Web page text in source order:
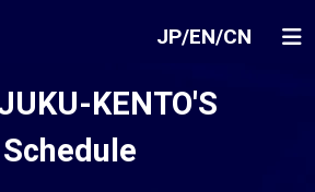
JP/EN/CN
KENTO'S
Schedule